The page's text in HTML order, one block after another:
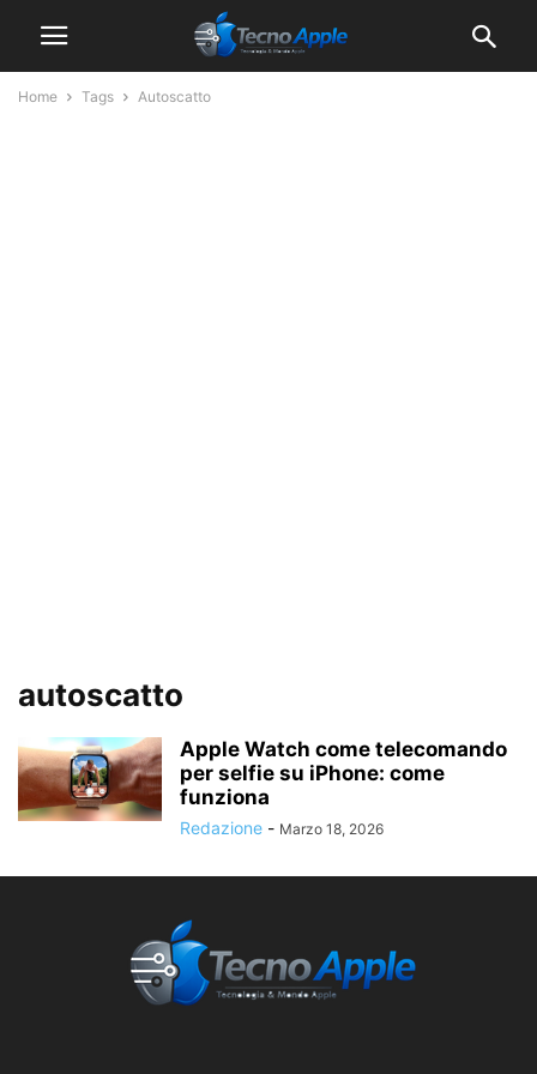
Home Tags Autoscatto
autoscatto
Apple Watch come telecomando
per selfie su iPhone: come
funziona
Redazione - Marzo 18, 2026